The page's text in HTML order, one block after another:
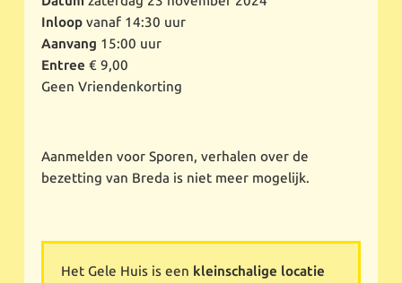
Inloop vanaf 14:30 uur
Aanvang 15:00 uur
Entree € 9,00
Geen Vriendenkorting
Aanmelden voor Sporen, verhalen over de
bezetting van Breda is niet meer mogelijk.
Het Gele Huis is een kleinschalige locatie